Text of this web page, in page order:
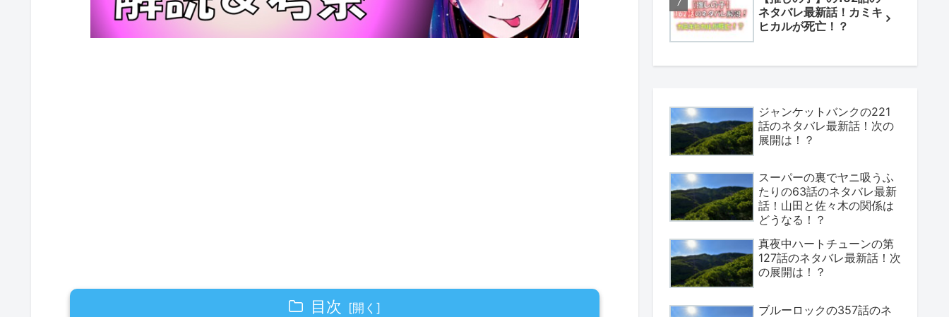
目次
ネタバレ最新話！カミキ
ヒカルが死亡！？
ジャンケットバンクの221
話のネタバレ最新話！次の
展開は！？
スーパーの裏でヤニ吸うふ
たりの63話のネタバレ最新
話！山田と佐々木の関係は
どうなる！？
真夜中ハートチューンの第
127話のネタバレ最新話！次
の展開は！？
ブルーロックの357話のネ